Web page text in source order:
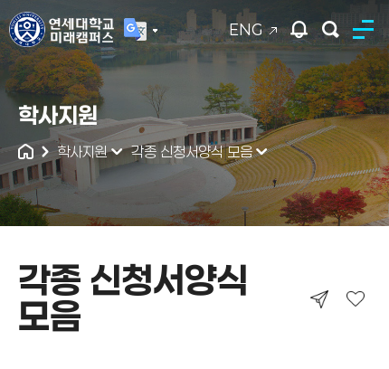
ENG
연세대학교
통합검색
학사지원
학사지원 각종 신청서양식 모음
각종 신청서양식
모음